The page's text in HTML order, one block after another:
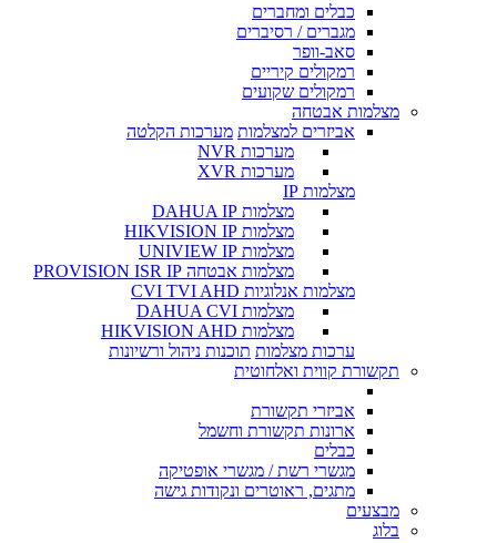
כבלים ומחברים
מגברים / רסיברים
סאב-וופר
רמקולים קיריים
רמקולים שקועים
מצלמות אבטחה
אביזרים למצלמות מערכות הקלטה
מערכות NVR
מערכות XVR
מצלמות IP
מצלמות DAHUA IP
מצלמות HIKVISION IP
מצלמות UNIVIEW IP
מצלמות אבטחה PROVISION ISR IP
מצלמות אנלוגיות CVI TVI AHD
מצלמות DAHUA CVI
מצלמות HIKVISION AHD
ערכות מצלמות תוכנות ניהול ורשיונות
תקשורת קווית ואלחוטית
אביזרי תקשורת
ארונות תקשורת וחשמל
כבלים
מגשרי רשת / מגשרי אופטיקה
מתגים, ראוטרים ונקודות גישה
מבצעים
בלוג